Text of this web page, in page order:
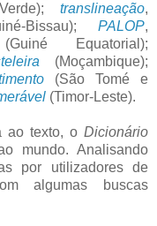
translineação,
Bissau); PALOP,
(Guiné Equatorial);
(Moçambique);
(São Tomé e
(Timor-Leste).
ao texto, o Dicionário
mundo. Analisando
por utilizadores de
algumas buscas